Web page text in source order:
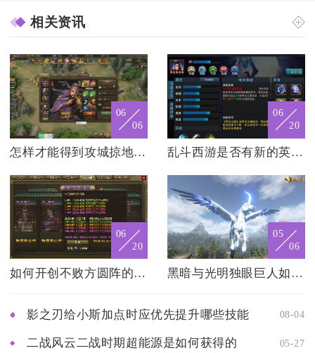
相关资讯
06
06
怎样才能得到攻城掠地的武将
06
20
乱斗西游是否有新的英雄角色即将登场
06
20
如何开创不败方圆阵的攻城掠地之法
05
06
黑暗与光明独眼巨人如何通过训练提高能力
影之刃给小斯加点时应优先提升哪些技能 08-04
二战风云二战时期超能源是如何获得的 05-27